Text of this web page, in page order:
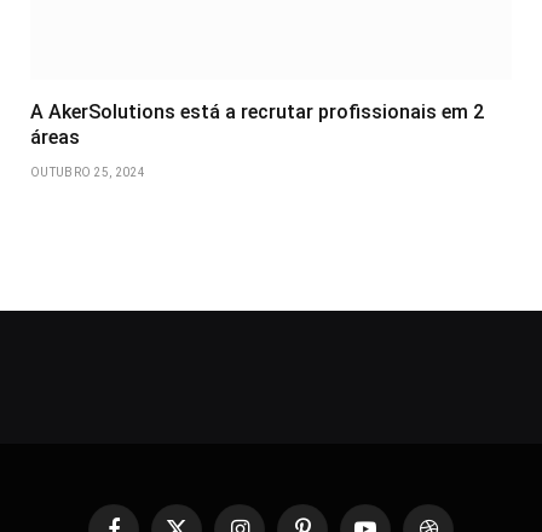
A AkerSolutions está a recrutar profissionais em 2
áreas
OUTUBRO 25, 2024